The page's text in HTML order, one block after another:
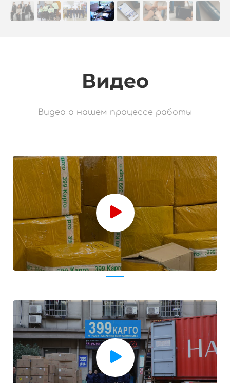
Видео
Видео о нашем процессе работы